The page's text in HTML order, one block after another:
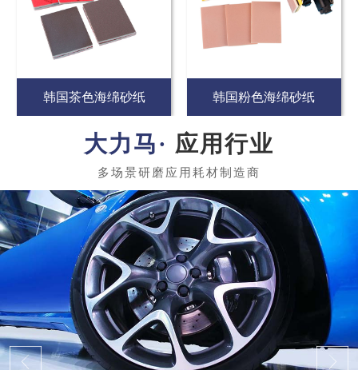
韩国茶色海绵砂纸 韩国粉色海绵砂纸
应用行业